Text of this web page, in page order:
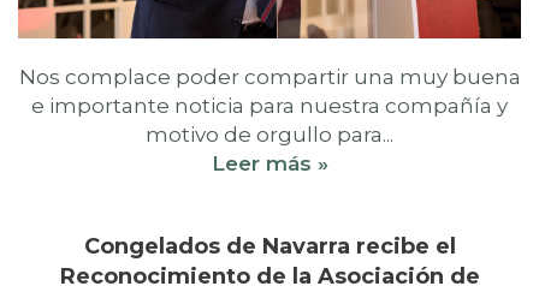
Nos complace poder compartir una muy buena
e importante noticia para nuestra compañía y
motivo de orgullo para...
Leer más »
Congelados de Navarra recibe el
Reconocimiento de la Asociación de